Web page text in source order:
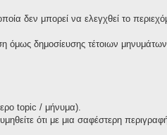
δεν μπορεί να ελεγχθεί το
δημοσίευσης τέτοιων
topic / μήνυμα).
ότι με μια σαφέστερη